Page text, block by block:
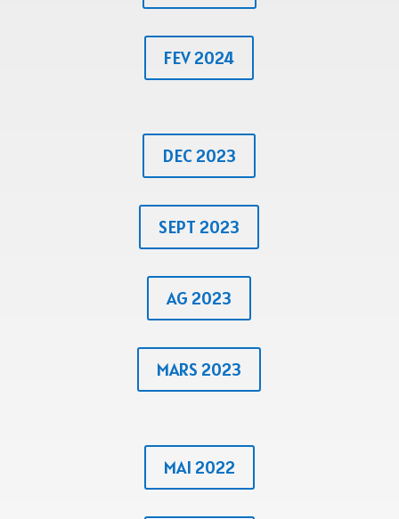
FEV 2024
DEC 2023
SEPT 2023
AG 2023
MARS 2023
MAI 2022